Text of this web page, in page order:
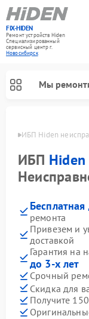
FIX-HIDEN
Ремонт устройств Hiden
Специализированный
cервисный центр г.
Новосибирск
Мы
ИБП Hiden
ИБП Hiden
Бесплатная
ремонта
Привезем и
доставкой
Гарантия на
до 3-х лет
Срочный
Скидка для
Получите